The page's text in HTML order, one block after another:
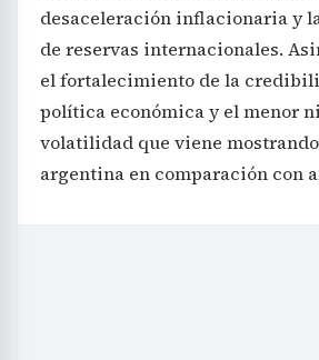
desaceleración inflacionaria y
de reservas internacionales.
el fortalecimiento de la
política económica y el menor
volatilidad que viene
argentina en comparación con